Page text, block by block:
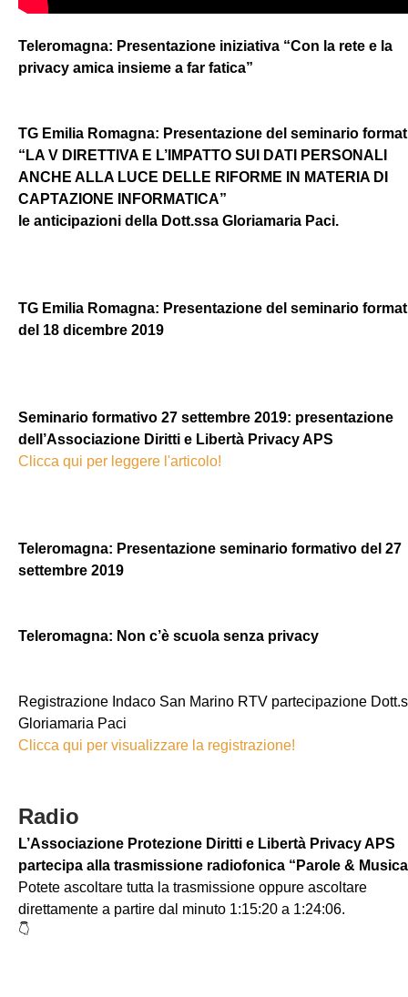
Teleromagna: Presentazione iniziativa “Con la rete e la
privacy amica insieme a far fatica”
TG Emilia Romagna: Presentazione del seminario
“LA V DIRETTIVA E L’IMPATTO SUI DATI PERSONALI
ANCHE ALLA LUCE DELLE RIFORME IN MATERIA DI
CAPTAZIONE INFORMATICA”
le anticipazioni della Dott.ssa Gloriamaria Paci.
TG Emilia Romagna: Presentazione del seminario
del 18 dicembre 2019
Seminario formativo 27 settembre 2019: presentazione
dell’Associazione Diritti e Libertà Privacy APS
Clicca qui per leggere l'articolo!
Teleromagna: Presentazione seminario formativo del 27
settembre 2019
Teleromagna: Non c’è scuola senza privacy
Registrazione Indaco San Marino RTV partecipazione
Gloriamaria Paci
Clicca qui per visualizzare la registrazione!
Radio
L’Associazione Protezione Diritti e Libertà Privacy APS
partecipa alla trasmissione radiofonica “Parole &
Potete ascoltare tutta la trasmissione oppure ascoltare
direttamente a partire dal minuto 1:15:20 a 1:24:06.